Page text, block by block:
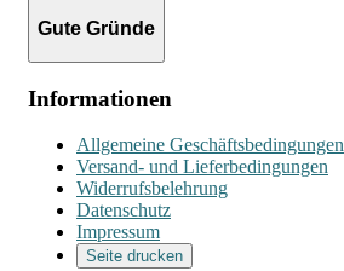
Gute Gründe
Informationen
Allgemeine Geschäftsbedingungen
Versand- und Lieferbedingungen
Widerrufsbelehrung
Datenschutz
Impressum
Seite drucken